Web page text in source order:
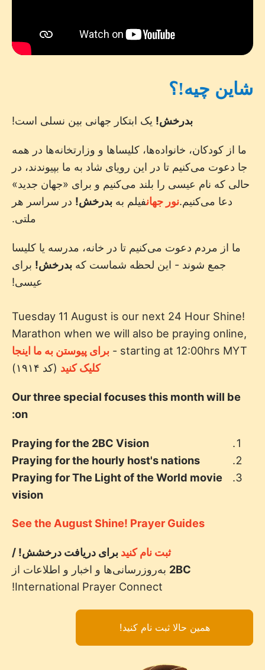
شاین چیه!؟
بدرخش! یک ابتکار جهانی بین نسلی است!
ما از کودکان، خانواده‌ها، کلیساها و وزارتخانه‌ها در همه
جا دعوت می‌کنیم تا در این رویای شاد به ما بپیوندند، در
حالی که نام عیسی را بلند می‌کنیم و برای «جهان جدید»
دعا می‌کنیم.نور جهانفیلم به بدرخش! در سراسر هر
ملتی.
ما از مردم دعوت می‌کنیم تا در خانه، مدرسه یا کلیسا
جمع شوند - این لحظه شماست که بدرخش! برای
عیسی!
Tuesday 11 August is our next 24 Hour Shine!
Marathon when we will also be praying online,
starting at 12:00hrs MYT -
برای پیوستن به ما اینجا
کلیک کنید (کد ۱۹۱۴)
Our three special focuses this month will be
on:
Praying for the 2BC Vision
Praying for the hourly host's nations
Praying for The Light of the World movie
vision
See the August Shine! Prayer Guides
ثبت نام کنید برای دریافت درخشش! /
2BC به‌روزرسانی‌ها و اخبار و اطلاعات از
International Prayer Connect!
همین حالا ثبت نام کنید!